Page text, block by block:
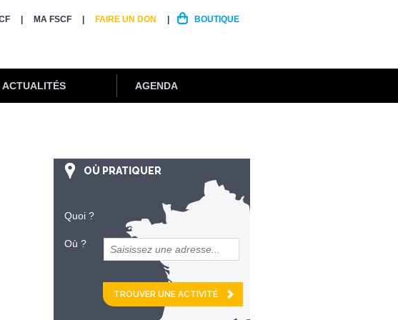
MA FSCF FAIRE UN DON BOUTIQUE
ACTUALITÉS AGENDA
OÙ PRATIQUER
Quoi ?
Où ?
et